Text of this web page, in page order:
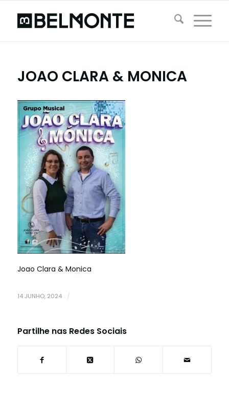
JOAO CLARA & MONICA
Joao Clara & Monica
14 JUNHO, 2024 /
Partilhe nas Redes Sociais